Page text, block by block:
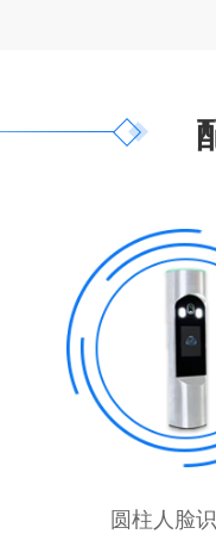
圆柱人脸